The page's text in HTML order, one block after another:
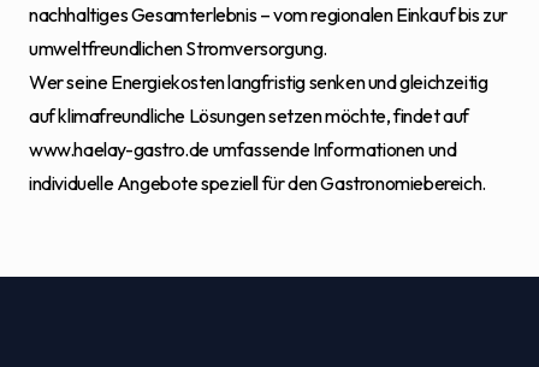
nachhaltiges Gesamterlebnis – vom regionalen Einkauf bis zur
umweltfreundlichen Stromversorgung.
Wer seine Energiekosten langfristig senken und gleichzeitig
auf klimafreundliche Lösungen setzen möchte, findet auf
www.haelay-gastro.deumfassende Informationen und
individuelle Angebote speziell für den Gastronomiebereich.